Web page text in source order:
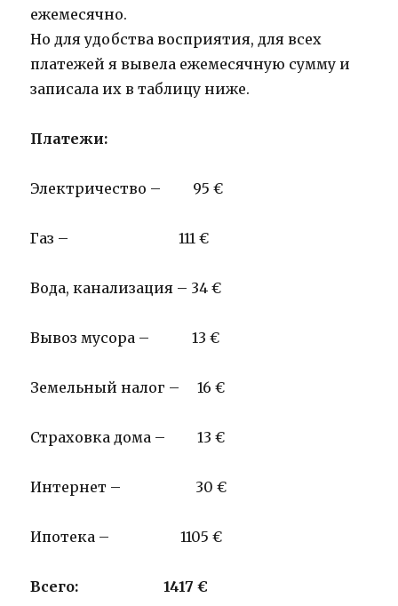
ежемесячно.
Но для удобства восприятия, для всех
платежей я вывела ежемесячную сумму и
записала их в таблицу ниже.
Платежи:
Электричество – 95 €
Газ – 111 €
Вода, канализация – 34 €
Вывоз мусора – 13 €
Земельный налог – 16 €
Страховка дома – 13 €
Интернет – 30 €
Ипотека – 1105 €
Всего: 1417 €